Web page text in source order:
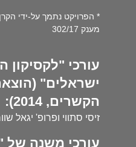
* הפרויקט נתמך על-ידי
מענק 302/17
עורכי "לקסיקון
ישראלים"
הקשרים, 2014):
זיסי סתווי ופרופ' יגאל
עורכי משנה של